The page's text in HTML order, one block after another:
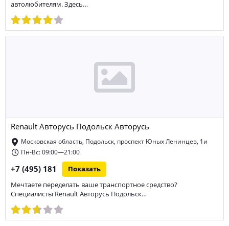
автолюбителям. Здесь…
Renault Авторусь Подольск Авторусь
Московская область, Подольск, проспект Юных Ленинцев, 1и
Пн-Вс: 09:00—21:00
+7 (495) 181 Показать
Мечтаете переделать ваше транспортное средство?
Специалисты Renault Авторусь Подольск…